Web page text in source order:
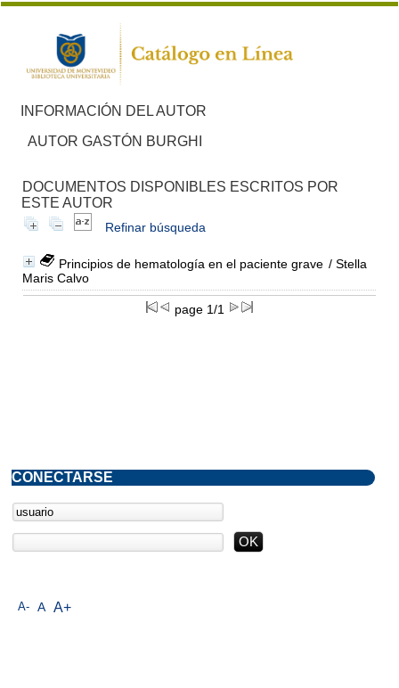
INFORMACIÓN DEL AUTOR
AUTOR GASTÓN BURGHI
DOCUMENTOS DISPONIBLES ESCRITOS POR
ESTE AUTOR
Refinar búsqueda
Principios de hematología en el paciente grave / Stella
Maris Calvo
page 1/1
A- A A+
CONECTARSE